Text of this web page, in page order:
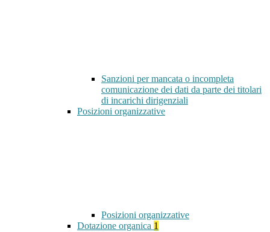
Sanzioni per mancata o incompleta
comunicazione dei dati da parte dei titolari
di incarichi dirigenziali
Posizioni organizzative
Posizioni organizzative
Dotazione organica 1